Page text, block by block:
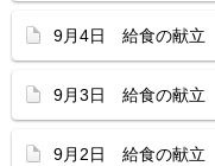
9月4日 給食の献立
9月3日 給食の献立
9月2日 給食の献立